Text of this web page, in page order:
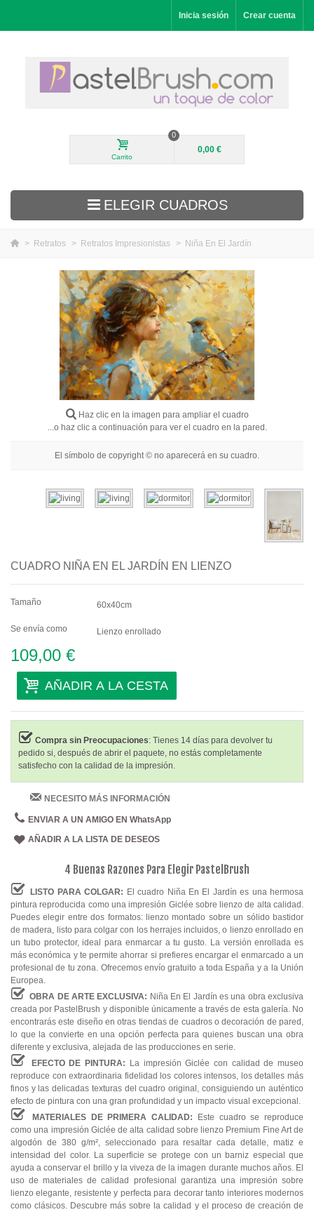
Inicia sesión Crear cuenta
Carrito
0
0,00 €
ELEGIR CUADROS
Decorativos
Por Habitación
> Retratos > Retratos Impresionistas > Niña En El Jardín
Haz clic en la imagen para ampliar el cuadro
...o haz clic a continuación para ver el cuadro en la pared.
El símbolo de copyright © no aparecerá en su cuadro.
CUADRO NIÑA EN EL JARDÍN EN LIENZO
Tamaño 60x40cm
Se envía como Lienzo enrollado
109,00 €
AÑADIR A LA CESTA
Compra sin Preocupaciones: Tienes 14 días para devolver tu
pedido si, después de abrir el paquete, no estás completamente
satisfecho con la calidad de la impresión.
NECESITO MÁS INFORMACIÓN
ENVIAR A UN AMIGO EN WhatsApp
AÑADIR A LA LISTA DE DESEOS
4 Buenas Razones Para Elegir PastelBrush
LISTO PARA COLGAR: El cuadro Niña En El Jardín es una hermosa
pintura reproducida como una impresión Giclée sobre lienzo de alta calidad.
Puedes elegir entre dos formatos: lienzo montado sobre un sólido bastidor
de madera, listo para colgar con los herrajes incluidos, o lienzo enrollado en
un tubo protector, ideal para enmarcar a tu gusto. La versión enrollada es
más económica y te permite ahorrar si prefieres encargar el enmarcado a un
profesional de tu zona. Ofrecemos envío gratuito a toda España y a la Unión
Europea.
OBRA DE ARTE EXCLUSIVA: Niña En El Jardín es una obra exclusiva
creada por PastelBrush y disponible únicamente a través de esta galería. No
encontrarás este diseño en otras tiendas de cuadros o decoración de pared,
lo que la convierte en una opción perfecta para quienes buscan una obra
diferente y exclusiva, alejada de las producciones en serie.
EFECTO DE PINTURA: La impresión Giclée con calidad de museo
reproduce con extraordinaria fidelidad los colores intensos, los detalles más
finos y las delicadas texturas del cuadro original, consiguiendo un auténtico
efecto de pintura con una gran profundidad y un impacto visual excepcional.
MATERIALES DE PRIMERA CALIDAD: Este cuadro se reproduce
como una impresión Giclée de alta calidad sobre lienzo Premium Fine Art de
algodón de 380 g/m², seleccionado para resaltar cada detalle, matiz e
intensidad del color. La superficie se protege con un barniz especial que
ayuda a conservar el brillo y la viveza de la imagen durante muchos años. El
uso de materiales de calidad profesional garantiza una impresión sobre
lienzo elegante, resistente y perfecta para decorar tanto interiores modernos
como clásicos. Descubre más sobre la calidad y el proceso de creación de